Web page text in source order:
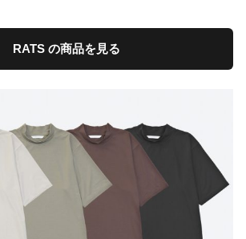
RATS の商品を見る